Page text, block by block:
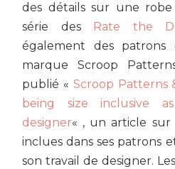
des détails sur une
série des
Rate the
également des
marque Scroop
publié « Scroop Patterns
being size inclusive
designer« , un article sur
inclues dans ses patrons
son travail de designer.